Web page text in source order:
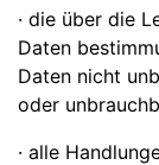
· die über die
Daten
Daten nicht
oder
· alle